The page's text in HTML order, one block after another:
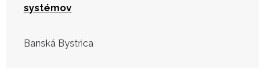
systémov
Banská Bystrica